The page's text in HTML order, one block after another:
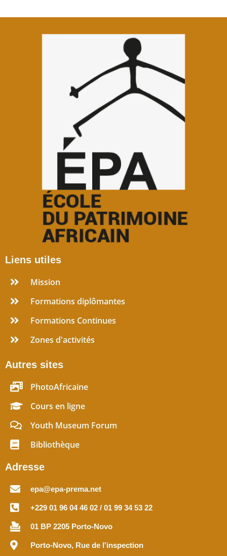
Liens utiles
Mission
Formations diplômantes
Formations Continues
Zones d'activités
Autres sites
PhotoAfricaine
Cours en ligne
Youth Museum Forum
Bibliothèque
Adresse
epa@epa-prema.net
+229 01 96 04 46 02 / 01 99 34 53 22
01 BP 2205 Porto-Novo
Porto-Novo, Rue de l'inspection